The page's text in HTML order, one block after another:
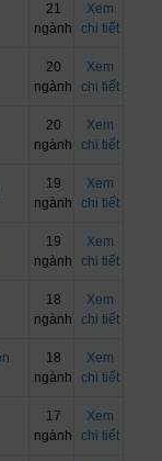
21
ngành
Xem
chi tiết
20
ngành
Xem
chi tiết
20
ngành
Xem
chi tiết
19
ngành
Xem
chi tiết
19
ngành
Xem
chi tiết
18
ngành
Xem
chi tiết
18
ngành
Xem
chi tiết
17
ngành
Xem
chi tiết